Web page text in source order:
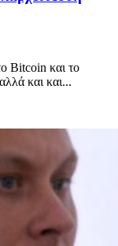
Bitcoin και το
και και...